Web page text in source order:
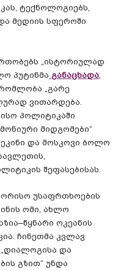
ტექნოლოგიებს
მედიის სფეროში
ისტორიულად
პუტინმა განაცხადა
გარე
ვითარდება
პოლიტიკაში
მიდგომები“
და მოსკოვი ბოლო
შეფასებისას
უსაფრთხოების
ომი, ახლო
–წყნარი ოკეანის
. ჩინეთმა კვლავ
„დიალოგისა და
გზით“ უნდა